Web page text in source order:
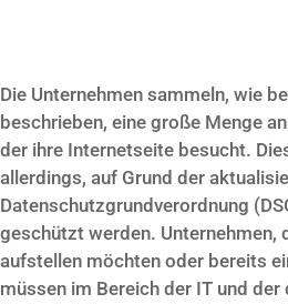
Die Unternehmen sammeln, wie
beschrieben, eine große Menge
der ihre Internetseite besucht.
allerdings, auf Grund der
Datenschutzgrundverordnung
geschützt werden. Unternehmen,
aufstellen möchten oder bereits
müssen im Bereich der IT und